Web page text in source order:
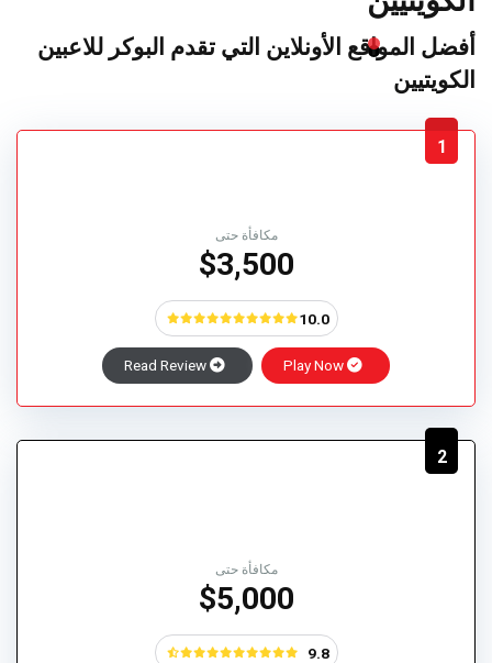
أفضل المواقع الأونلاين التي تقدم البوكر للاعبين
الكويتيين
1
مكافأة حتى
$3,500
10.0
2
مكافأة حتى
$5,000
9.8